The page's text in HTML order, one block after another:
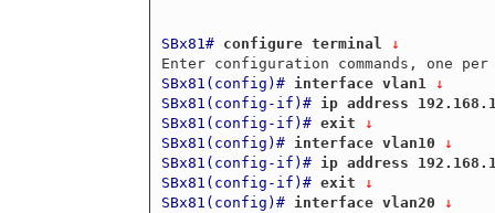
SBx81# configure terminal ↓
SBx81(config)# interface vlan1
↓
SBx81(config-if)#
ip address
SBx81(config-if)# exit ↓
SBx81(config)#
interface vlan10 ↓
SBx81(config-if)#
ip address
SBx81(config-if)# exit ↓
SBx81(config)#
interface vlan20 ↓